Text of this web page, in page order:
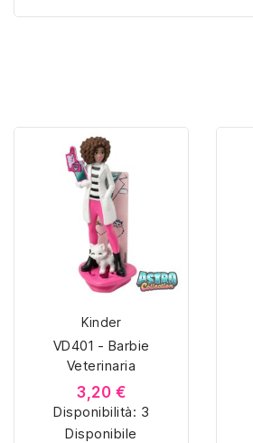
Kinder
VD401 - Barbie
Veterinaria
3,20 €
Disponibilità: 3
Disponibile